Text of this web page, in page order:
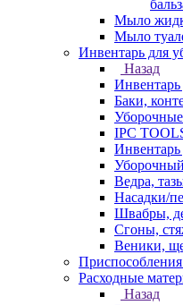
Мыло
Мыло
Инвентарь для
Назад
Инвентарь
Баки,
IPC
Инвентарь
Ведра,
Насадки/
Швабры,
Сгоны,
Веники,
Расходные
Назад